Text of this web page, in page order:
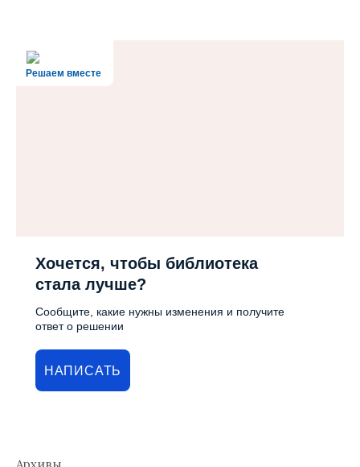
Решаем вместе
Хочется, чтобы библиотека
стала лучше?
Сообщите, какие нужны изменения и получите
ответ о решении
НАПИСАТЬ